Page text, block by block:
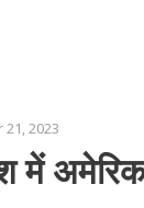
2023
में